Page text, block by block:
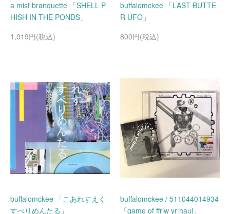
a mist branquette 「SHELL P
HISH IN THE PONDS」
1,019円(税込)
buffalomckee 「LAST BUTTE
R UFO」
800円(税込)
buffalomckee 「こあれすえく
すぺりめんたる」
buffalomckee / 511044014934
「game of ffriw yr haul」